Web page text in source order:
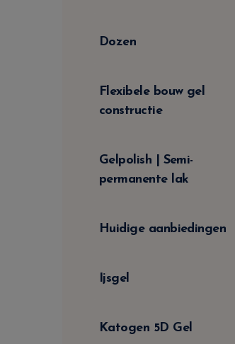
Dozen
Flexibele bouw gel
constructie
Gelpolish | Semi-
permanente lak
Huidige aanbiedingen
Ijsgel
Katogen 5D Gel